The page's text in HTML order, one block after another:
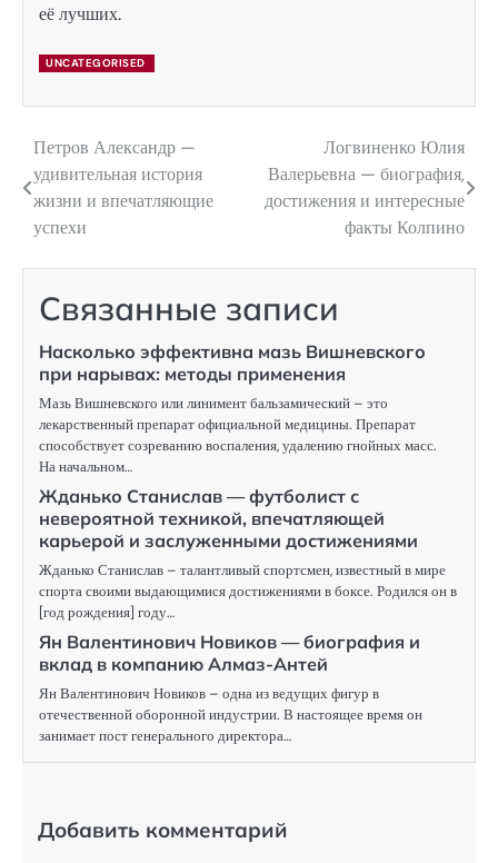
её лучших.
UNCATEGORISED
Навигация
по
записям
Петров Александр —
удивительная история
жизни и впечатляющие
успехи
Логвиненко Юлия
Валерьевна — биография,
достижения и интересные
факты Колпино
Связанные записи
Насколько эффективна мазь Вишневского
при нарывах: методы применения
Мазь Вишневского или линимент бальзамический – это
лекарственный препарат официальной медицины. Препарат
способствует созреванию воспаления, удалению гнойных масс.
На начальном…
Жданько Станислав — футболист с
невероятной техникой, впечатляющей
карьерой и заслуженными достижениями
Жданько Станислав – талантливый спортсмен, известный в мире
спорта своими выдающимися достижениями в боксе. Родился он в
[год рождения] году…
Ян Валентинович Новиков — биография и
вклад в компанию Алмаз-Антей
Ян Валентинович Новиков – одна из ведущих фигур в
отечественной оборонной индустрии. В настоящее время он
занимает пост генерального директора…
Добавить комментарий